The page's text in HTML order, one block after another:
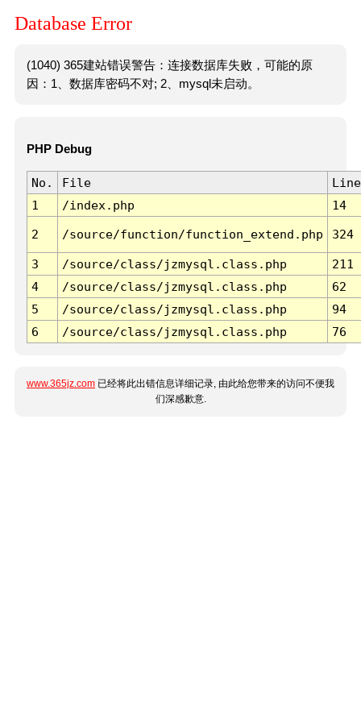
Database Error
(1040) 365建站错误警告：连接数据库失败，可能的原
因：1、数据库密码不对; 2、mysql未启动。
PHP Debug
No. File
Line
1
/index.php 14
2 /source/function/function_extend.php 324
3 /source/class/jzmysql.class.php
211
4
/source/class/jzmysql.class.php
62
5
/source/class/jzmysql.class.php
94
6
/source/class/jzmysql.class.php 76
www.365jz.com 已经将此出错信息详细记录, 由此给您带来的访问不便我
们深感歉意.